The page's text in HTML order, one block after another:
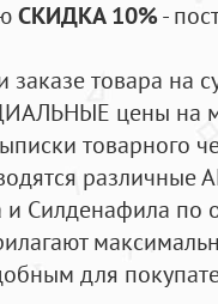
СКИДКА 10%-
заказе товара на
цены на
товарного
Силденафила по
для